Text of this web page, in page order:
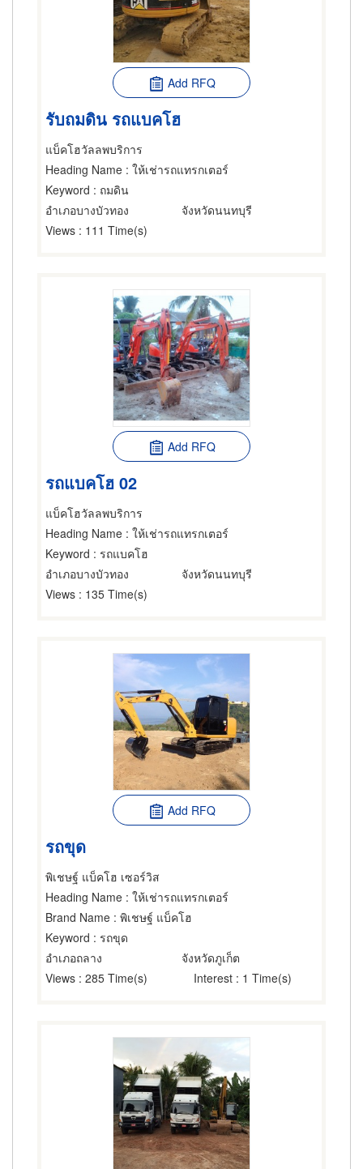
Add RFQ
รับถมดิน รถแบคโฮ
แบ็คโฮวัลลพบริการ
Heading Name : ให้เช่ารถแทรกเตอร์
Keyword : ถมดิน
อำเภอบางบัวทอง
จังหวัดนนทบุรี
Views : 111 Time(s)
Add RFQ
รถแบคโฮ 02
แบ็คโฮวัลลพบริการ
Heading Name : ให้เช่ารถแทรกเตอร์
Keyword : รถแบคโฮ
อำเภอบางบัวทอง
จังหวัดนนทบุรี
Views : 135 Time(s)
Add RFQ
รถขุด
พิเชษฐ์ แบ็คโฮ เซอร์วิส
Heading Name : ให้เช่ารถแทรกเตอร์
Brand Name : พิเชษฐ์ แบ็คโฮ
Keyword : รถขุด
อำเภอถลาง
จังหวัดภูเก็ต
Views : 285 Time(s) Interest : 1 Time(s)